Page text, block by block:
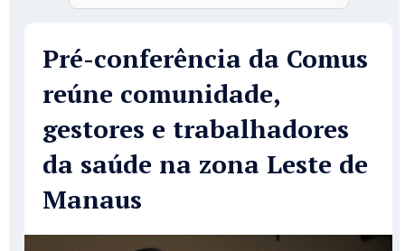
Pré-conferência da Comus
reúne comunidade,
gestores e trabalhadores
da saúde na zona Leste de
Manaus